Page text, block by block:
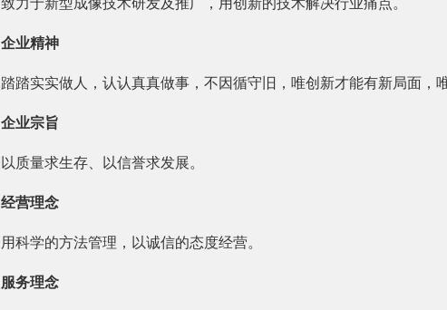
致力于新型成像技术研发及推广，用创新的技术解决行业痛点。
企业精神
踏踏实实做人，认认真真做事，不因循守旧，唯创新才能有新局面，
企业宗旨
以质量求生存、以信誉求发展。
经营理念
用科学的方法管理，以诚信的态度经营。
服务理念